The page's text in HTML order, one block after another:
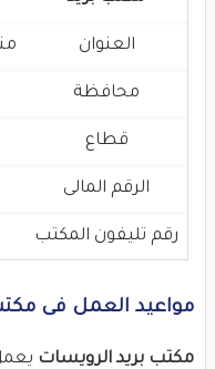
العنوان
محافظة
قطاع
الرقم المالى
رقم تليفون المكتب
مواعيد العمل فى
مكتب بريد الرويسات